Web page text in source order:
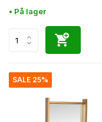
• På lager
SALE 25%